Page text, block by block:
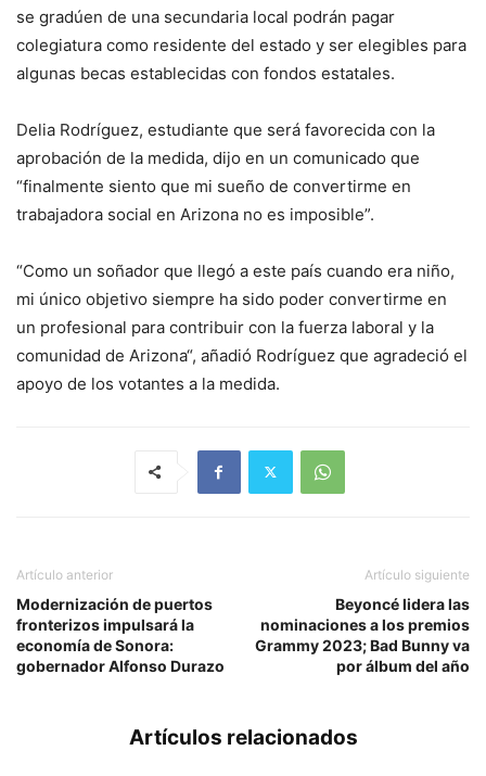
se gradúen de una secundaria local podrán pagar
colegiatura como residente del estado y ser elegibles para
algunas becas establecidas con fondos estatales.
Delia Rodríguez, estudiante que será favorecida con la
aprobación de la medida, dijo en un comunicado que
“finalmente siento que mi sueño de convertirme en
trabajadora social en Arizona no es imposible”.
“Como un soñador que llegó a este país cuando era niño,
mi único objetivo siempre ha sido poder convertirme en
un profesional para contribuir con la fuerza laboral y la
comunidad de Arizona“, añadió Rodríguez que agradeció el
apoyo de los votantes a la medida.
Artículo anterior
Modernización de puertos
fronterizos impulsará la
economía de Sonora:
gobernador Alfonso Durazo
Artículo siguiente
Beyoncé lidera las
nominaciones a los premios
Grammy 2023; Bad Bunny va
por álbum del año
Artículos relacionados